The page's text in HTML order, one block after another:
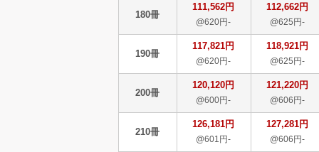
180冊
111,562円
@620円-
112,662円
@625円-
190冊
117,821円
@620円-
118,921円
@625円-
200冊
120,120円
@600円-
121,220円
@606円-
210冊
126,181円
@601円-
127,281円
@606円-